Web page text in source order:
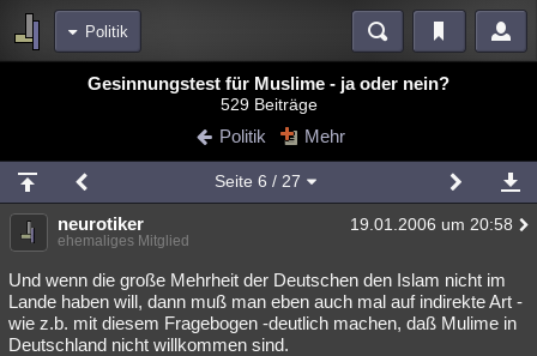
Politik
Blogs Videos
Chat Wiki Neuigkeiten
meine Rubriken
Menschen Wissenschaft Mystery Kriminalfälle
Spiritualität Verschwörungen Technologie Ufologie
Natur Umfragen Unterhaltung
Gesinnungstest für Muslime - ja oder nein?
529 Beiträge
Politik Mehr
Seite 6 / 27
neurotiker 19.01.2006 um 20:58
ehemaliges Mitglied
Und wenn die große Mehrheit der Deutschen den Islam nicht im
Lande haben will, dann muß man eben auch mal auf indirekte Art -
wie z.b. mit diesem Fragebogen -deutlich machen, daß Mulime in
Deutschland nicht willkommen sind.